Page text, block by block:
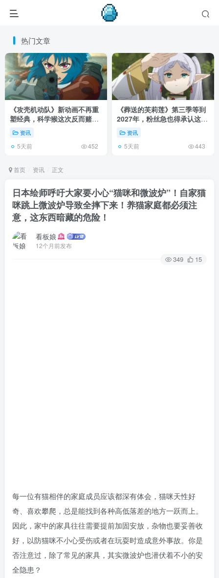
热门文章
《攻壳机动队》新动画不再重
塑经典，科学猴这次反而赌对
了！资讯
5天前 452
《葬送的芙莉莲》第三季等到
2027年，粉丝急也得承认这次
慢得有道理！
资讯
5天前 443
首页 资讯 正文
日本绘师呼吁大家要小心“猫咪和微波炉”！自家猫
咪跳上微波炉导致全摔下来！养猫家庭都必须注
意，这东西暗藏的危险！
看板娘
12个月前发布
349 15
每一位有猫相伴的家庭成员应该都深有体会，猫咪天性好
奇、喜欢攀爬，总是能找到各种高低落差的地方一跃而上。
因此，家中的家具往往需要提前加固安放，杂物也要妥善收
好，以防猫咪不小心受伤或者在玩耍时造成意外事故。你是
否注意过，除了常见的家具，其实微波炉也潜伏着不小的安
全隐患？